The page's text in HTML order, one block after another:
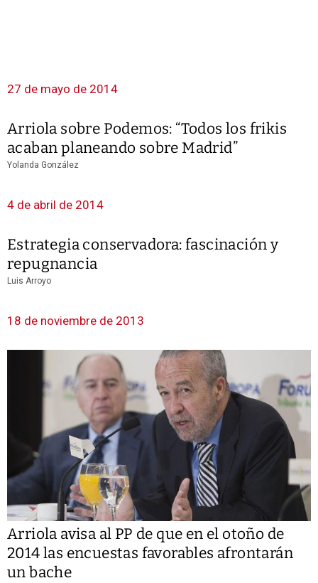
27 de mayo de 2014
Arriola sobre Podemos: “Todos los frikis
acaban planeando sobre Madrid”
Yolanda González
4 de abril de 2014
Estrategia conservadora: fascinación y
repugnancia
Luis Arroyo
18 de noviembre de 2013
Arriola avisa al PP de que en el otoño de
2014 las encuestas favorables afrontarán
un bache